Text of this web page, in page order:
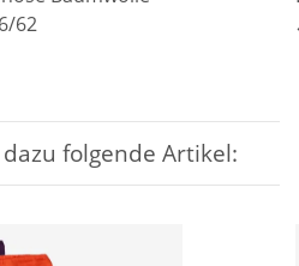
62
folgende Artikel: